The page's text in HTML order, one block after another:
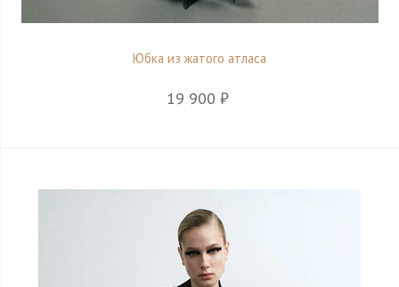
Юбка из жатого атласа
19 900 ₽